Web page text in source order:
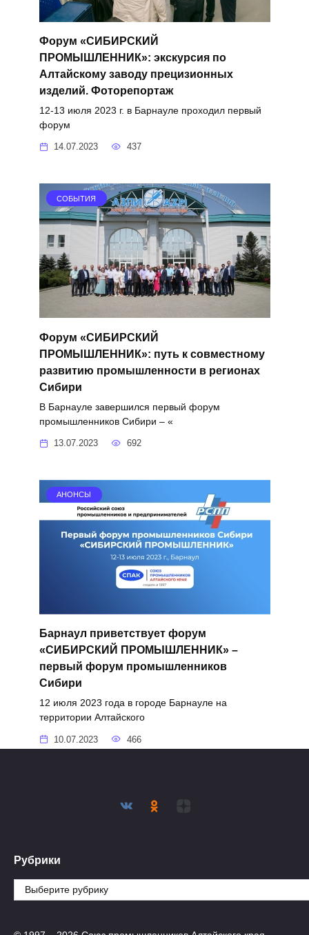
Форум «СИБИРСКИЙ
ПРОМЫШЛЕННИК»: экскурсия по
Алтайскому заводу прецизионных
изделий. Фоторепортаж
12-13 июля 2023 г. в Барнауле проходил первый
форум
14.07.2023 437
СОБЫТИЯ
Форум «СИБИРСКИЙ
ПРОМЫШЛЕННИК»: путь к совместному
развитию промышленности в регионах
Сибири
В Барнауле завершился первый форум
промышленников Сибири – «
13.07.2023 692
АНОНСЫ
Барнаул приветствует форум
«СИБИРСКИЙ ПРОМЫШЛЕННИК» –
первый форум промышленников
Сибири
12 июля 2023 года в городе Барнауле на
территории Алтайского
10.07.2023 466
Рубрики
Рубрики